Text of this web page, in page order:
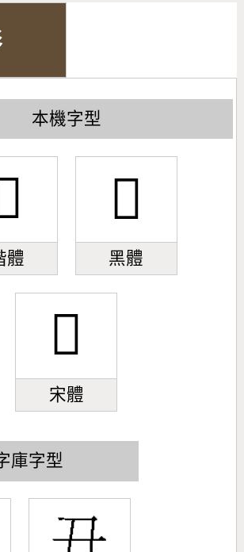
本機字型
體
󰀇
黑體
󰀇
宋體
庫字型